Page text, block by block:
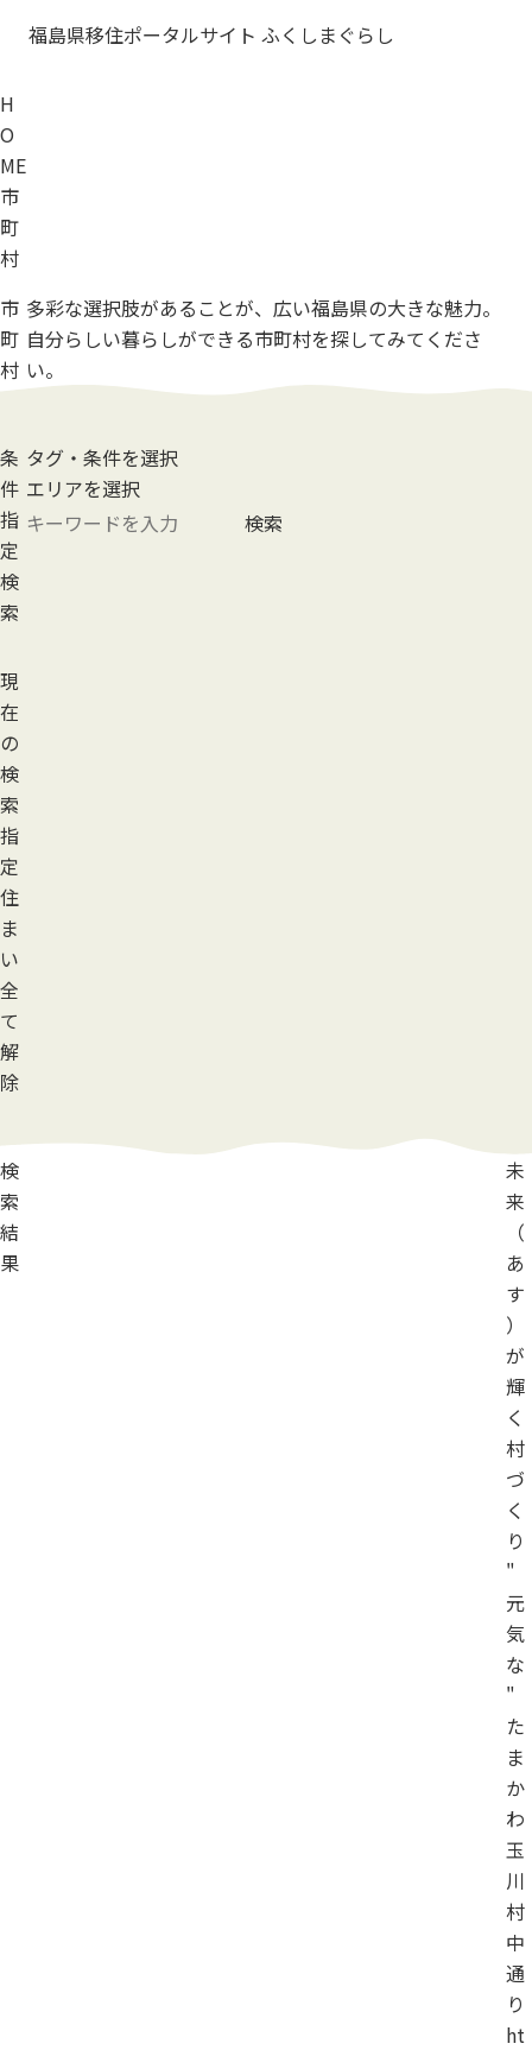
福島県移住ポータルサイト ふくしまぐらし
H
O
ME
市
町
村
市
町
村
多彩な選択肢があることが、広い福島県の大きな魅力。
自分らしい暮らしができる市町村を探してみてくださ
い。
条
件
指
定
検
索
タグ・条件を選択
エリアを選択
検索
現
在
の
検
索
指
定
住
ま
い
全
て
解
除
検
索
結
果
未
来
（
あ
す
）
が
輝
く
村
づ
く
り
"
元
気
な
"
た
ま
か
わ
玉
川
村
中
通
り
ht